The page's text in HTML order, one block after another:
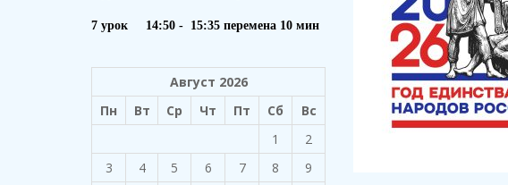
7 урок 14:50 - 15:35 перемена 10 мин
Август 2026
Пн
Вт Ср Чт Пт Сб
Вс
1
2
3
4 5 6 7 8
9